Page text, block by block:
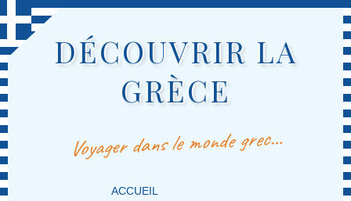
DÉCOUVRIR LA
GRÈCE
Voyager dans le monde grec…
MENU PRINCIPAL
MASQUER LA NAVIGATION PRINCIPALE
MASQUER LA NAVIGATION SECONDAIRE
ACCUEIL